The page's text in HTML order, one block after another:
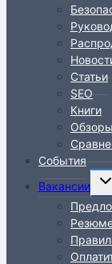
Статьи
SEO
Книги
Обзоры
События
Вакансии